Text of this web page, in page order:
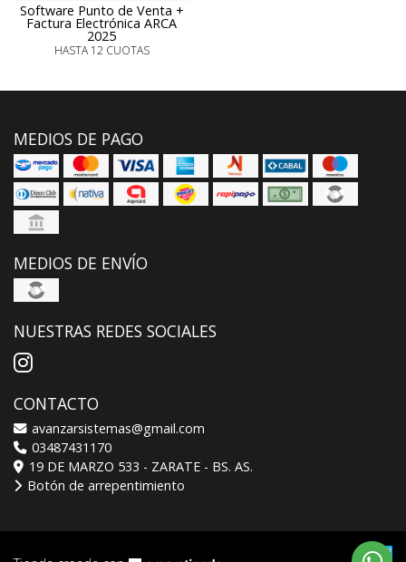
Software Punto de Venta +
Factura Electrónica ARCA
2025
HASTA 12 CUOTAS
MEDIOS DE PAGO
MEDIOS DE ENVÍO
NUESTRAS REDES SOCIALES
CONTACTO
avanzarsistemas@gmail.com
03487431170
19 DE MARZO 533 - ZARATE - BS. AS.
Botón de arrepentimiento